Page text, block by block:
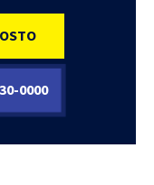
0000